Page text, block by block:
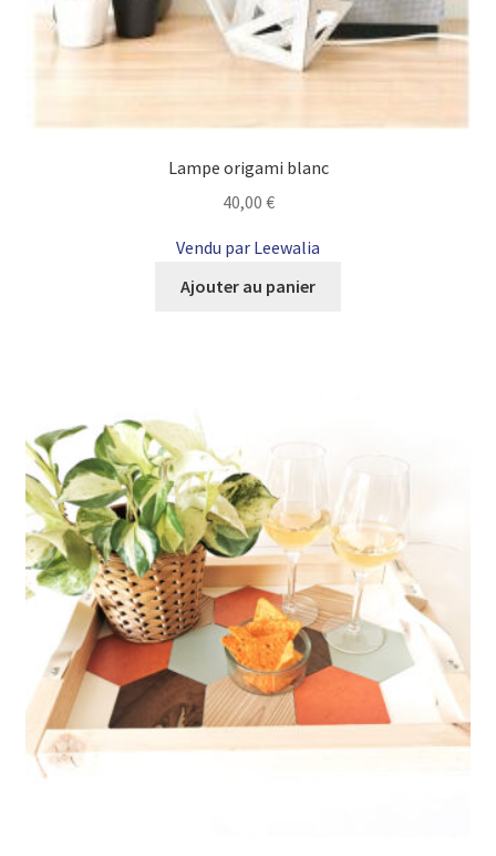
Lampe origami blanc
40,00 €
Vendu par Leewalia
Ajouter au panier